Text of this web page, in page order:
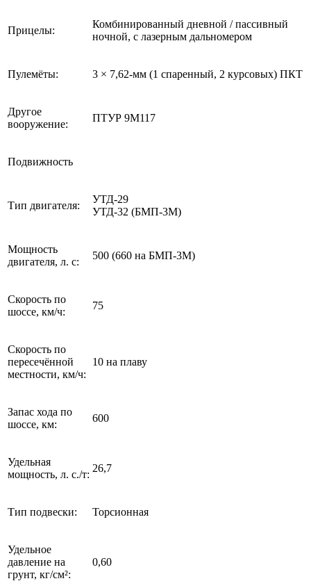
Прицелы:
Комбинированный дневной / пассивный
ночной, с лазерным дальномером
Пулемёты: 3 × 7,62-мм (1 спаренный, 2 курсовых) ПКТ
Другое
вооружение:
ПТУР 9М117
Подвижность
Тип двигателя:
УТД-29
УТД-32 (БМП-3М)
Мощность
двигателя, л. с:
500 (660 на БМП-3М)
Скорость по
шоссе, км/ч:
75
Скорость по
пересечённой
местности, км/ч:
10 на плаву
Запас хода по
шоссе, км:
600
Удельная
мощность, л. с./т:
26,7
Тип подвески: Торсионная
Удельное
давление на
грунт, кг/см²:
0,60